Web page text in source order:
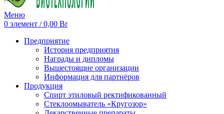
Меню
0 элемент / 0,00 Br
Предприятие
История предприятия
Награды и дипломы
Вышестоящие организации
Информация для партнёров
Продукция
Спирт этиловый ректификованный
Стеклоомыватель «Кругозор»